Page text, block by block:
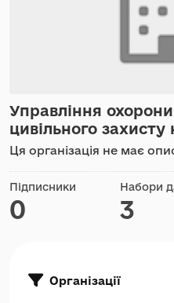
Управління
цивільного
Ця організація не має
Підписники
0
Набори
3
Організації